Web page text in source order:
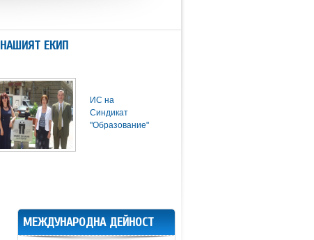
НАШИЯТ ЕКИП
ИС на
Синдикат
"Образование"
МЕЖДУНАРОДНА ДЕЙНОСТ